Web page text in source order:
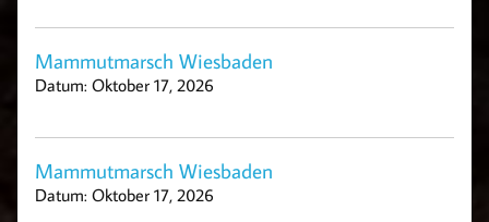
Mammutmarsch Wiesbaden
Datum: Oktober 17, 2026
Mammutmarsch Wiesbaden
Datum: Oktober 17, 2026